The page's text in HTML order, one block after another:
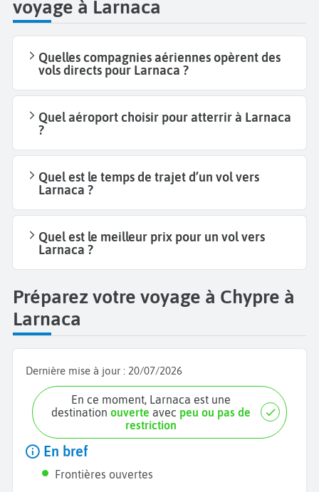
voyage à Larnaca
Quelles compagnies aériennes opèrent des
vols directs pour Larnaca ?
Quel aéroport choisir pour atterrir à Larnaca
?
Quel est le temps de trajet d’un vol vers
Larnaca ?
Quel est le meilleur prix pour un vol vers
Larnaca ?
Préparez votre voyage à Chypre à
Larnaca
Dernière mise à jour : 20/07/2026
En ce moment, Larnaca est une
destinationouverte avec peu ou pas de
restriction
En bref
Frontières ouvertes